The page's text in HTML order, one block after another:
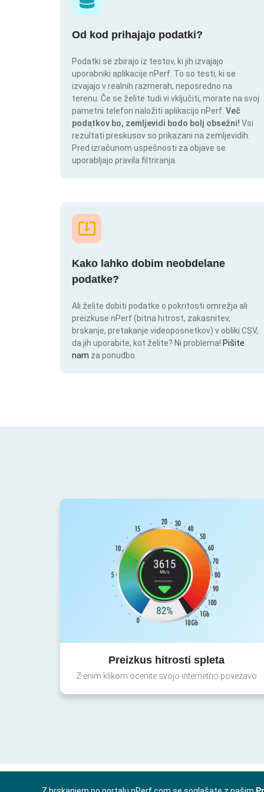
Od kod prihajajo podatki?
Podatki se zbirajo iz testov, ki jih izvajajo
uporabniki aplikacije nPerf. To so testi, ki se
izvajajo v realnih razmerah, neposredno na
terenu. Če se želite tudi vi vključiti, morate na svoj
pametni telefon naložiti aplikacijo nPerf. Več
podatkov bo, zemljevidi bodo bolj obsežni! Vsi
rezultati preskusov so prikazani na zemljevidih.
Pred izračunom uspešnosti za objave se
uporabljajo pravila filtriranja.
Kako lahko dobim neobdelane
podatke?
Ali želite dobiti podatke o pokritosti omrežja ali
preizkuse nPerf (bitna hitrost, zakasnitev,
brskanje, pretakanje videoposnetkov) v obliki CSV,
da jih uporabite, kot želite? Ni problema! Pišite
nam za ponudbo.
Preizkus hitrosti spleta
Z enim klikom ocenite svojo internetno povezavo